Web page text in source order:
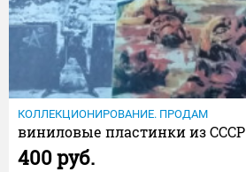
КОЛЛЕКЦИОНИРОВАНИЕ. ПРОДАМ
виниловые пластинки из СССР
400 руб.